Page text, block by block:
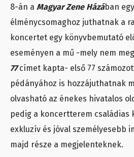
8-án a Magyar Zene Házában
élménycsomaghoz juthatnak a
koncertet egy könyvbemutató
eseményen a mű -mely nem
77címet kapta- első 77
pédányához is hozzájuthatnak
olvasható az énekes hivatalos
pedig a koncertterem családias
exkluzív és jóval személyesebb
majd része a megjelenteknek.